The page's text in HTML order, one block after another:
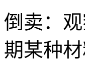
倒卖：
期某种